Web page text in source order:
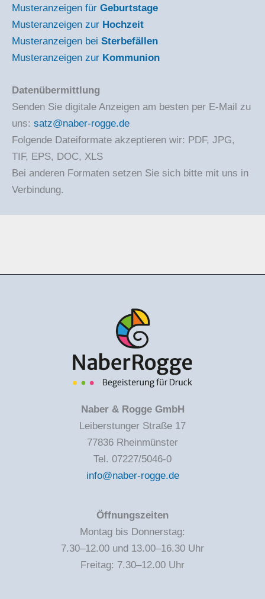
Musteranzeigen für Geburtstage
Musteranzeigen zur Hochzeit
Musteranzeigen bei Sterbefällen
Musteranzeigen zur Kommunion
Datenübermittlung
Senden Sie digitale Anzeigen am besten per E-Mail zu
uns: satz@naber-rogge.de
Folgende Dateiformate akzeptieren wir: PDF, JPG,
TIF, EPS, DOC, XLS
Bei anderen Formaten setzen Sie sich bitte mit uns in
Verbindung.
Naber & Rogge GmbH
Leiberstunger Straße 17
77836 Rheinmünster
Tel. 07227/5046-0
info@naber-rogge.de
Öffnungszeiten
Montag bis Donnerstag:
7.30–12.00 und 13.00–16.30 Uhr
Freitag: 7.30–12.00 Uhr